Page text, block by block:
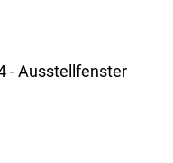
- Ausstellfenster